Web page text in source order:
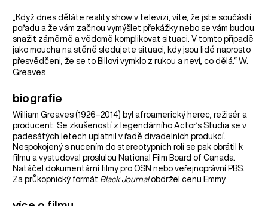
„Když dnes děláte reality show v televizi, víte, že jste součástí
pořadu a že vám začnou vymýšlet překážky nebo se vám budou
snažit záměrně a vědomě komplikovat situaci. V tomto případě
jako moucha na stěně sledujete situaci, kdy jsou lidé naprosto
přesvědčeni, že se to Billovi vymklo z rukou a neví, co dělá.“W.
Greaves
biografie
William Greaves (1926–2014) byl afroamerický herec, režisér a
producent. Se zkušeností z legendárního Actor’s Studia se v
padesátých letech uplatnil v řadě divadelních produkcí.
Nespokojený s nucením do stereotypních rolí se pak obrátil k
filmu a vystudoval proslulou National Film Board of Canada.
Natáčel dokumentární filmy pro OSN nebo veřejnoprávní PBS.
Za průkopnický formát Black Journalobdržel cenu Emmy.